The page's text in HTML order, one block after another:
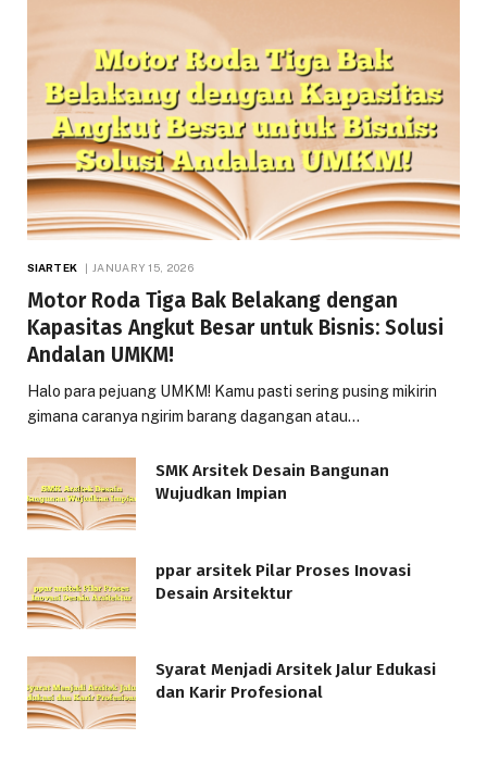
SIARTEK JANUARY 15, 2026
Motor Roda Tiga Bak Belakang dengan
Kapasitas Angkut Besar untuk Bisnis: Solusi
Andalan UMKM!
Halo para pejuang UMKM! Kamu pasti sering pusing mikirin
gimana caranya ngirim barang dagangan atau…
SMK Arsitek Desain Bangunan
Wujudkan Impian
ppar arsitek Pilar Proses Inovasi
Desain Arsitektur
Syarat Menjadi Arsitek Jalur Edukasi
dan Karir Profesional